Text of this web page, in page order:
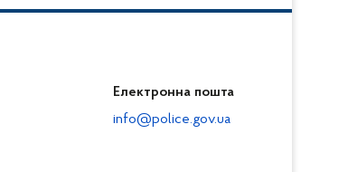
Електронна пошта
info@police.gov.ua